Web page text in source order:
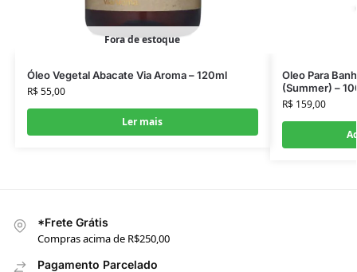
Fora de estoque
Óleo Vegetal Abacate Via Aroma – 120ml
R$55,00
Ler mais
Oleo Para
(Summer) –
R$159,00
*Frete Grátis
Compras acima de R$250,00
Pagamento Parcelado